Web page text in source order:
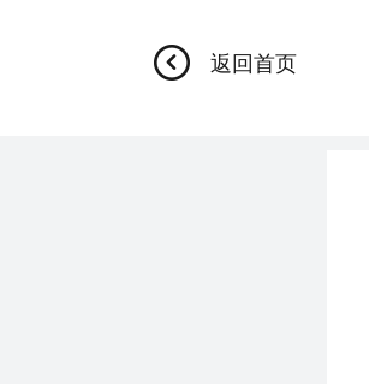
返回首页